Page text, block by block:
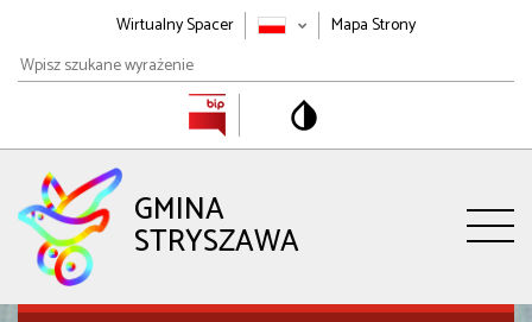
Wirtualny Spacer
Mapa Strony
Wpisz
szukane
GMINA
STRYSZAWA